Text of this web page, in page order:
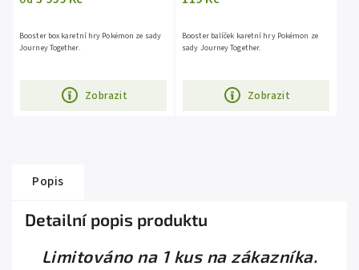
Zobrazit
Booster box karetní hry Pokémon ze sady
Journey Together.
Zobrazit
Booster balíček karetní hry Pokémon ze
sady Journey Together.
Popis
Detailní popis produktu
Limitováno na 1 kus na zákazníka.